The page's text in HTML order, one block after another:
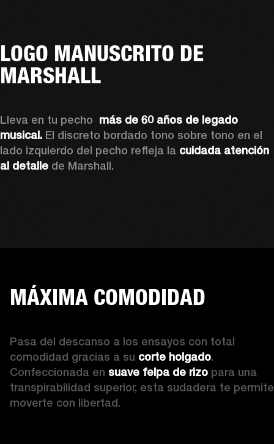
LOGO MANUSCRITO DE
MARSHALL
Lleva en tu pecho más de 60 años de legado
musical. El discreto bordado tono sobre tono en el
lado izquierdo del pecho refleja la cuidada atención
al detalle de Marshall.
MÁXIMA COMODIDAD
Pasa del descanso a los ensayos con total
comodidad gracias a su corte holgado.
Confeccionada en suave felpa de rizo para una
transpirabilidad superior, esta sudadera te permite
moverte con libertad.